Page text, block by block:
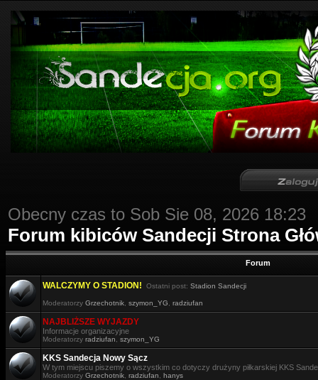
Obecny czas to Sob Sie 08, 2026 18:23
Forum kibiców Sandecji Strona
Forum
WALCZYMY O STADION! Ostatni post: Stadion Sandecji
Moderatorzy Grzechotnik szymon_YG radziufan
NAJBLIŻSZE WYJAZDY
Informacje organizacyjne
Moderatorzy radziufan szymon_YG
KKS Sandecja Nowy Sącz
W tym miejscu piszemy o wszystkim co dotyczy drużyny piłkarskiej KKS
Moderatorzy Grzechotnik radziufan hanys